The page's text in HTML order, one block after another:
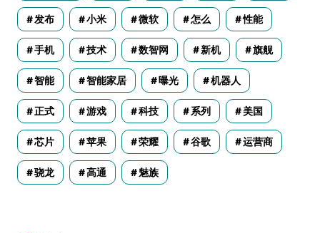
发布 小米 微软 怎么 性能
手机 技术 数智网 新机 旗舰
智能 智能家居 曝光 机器人
正式 游戏 科技 系列 美国
芯片 苹果 荣耀 谷歌 运营商
骁龙 高通 魅族